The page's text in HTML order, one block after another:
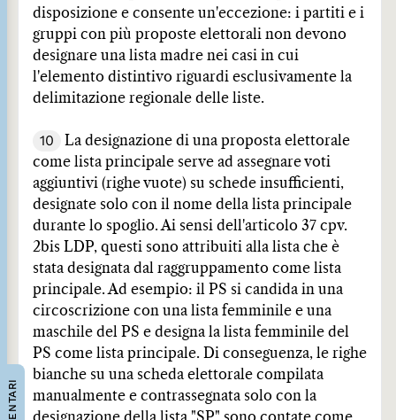
disposizione e consente un'eccezione: i partiti e i
gruppi con più proposte elettorali non devono
designare una lista madre nei casi in cui
l'elemento distintivo riguardi esclusivamente la
delimitazione regionale delle liste.
10
La designazione di una proposta elettorale
come lista principale serve ad assegnare voti
aggiuntivi (righe vuote) su schede insufficienti,
designate solo con il nome della lista principale
durante lo spoglio. Ai sensi dell'articolo 37 cpv.
2bis LDP, questi sono attribuiti alla lista che è
stata designata dal raggruppamento come lista
principale. Ad esempio: il PS si candida in una
circoscrizione con una lista femminile e una
maschile del PS e designa la lista femminile del
PS come lista principale. Di conseguenza, le righe
bianche su una scheda elettorale compilata
manualmente e contrassegnata solo con la